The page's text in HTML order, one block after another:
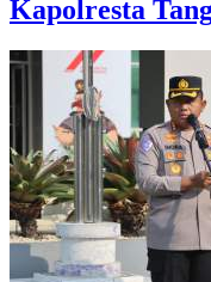
Kapolresta